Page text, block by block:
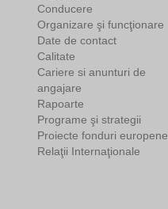
Conducere
Organizare şi funcţionare
Date de contact
Calitate
Cariere si anunturi de
angajare
Rapoarte
Programe şi strategii
Proiecte fonduri europene
Relaţii Internaţionale